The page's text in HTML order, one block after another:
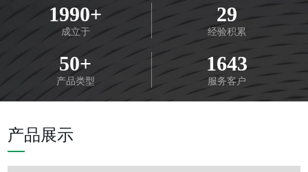
料、生物科技材料、健康消杀材料、空气净化材料、
保温隔热材料、反射辐射材料、表面处理材料方面已
摸索了一套完善的产业链集群配套体系来助推产业发
展。有效推动技术研发+客户应用+品牌联盟+轻松经
营的创新链、产业链、资金链和人才链，深度融合构
我们用心满足市场的每个需求，通过创新帮助客户
1990+
成立于
29
经验积累
50+
产品类型
1643
服务客户
产品展示